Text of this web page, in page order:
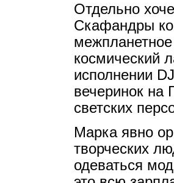
Отдельно
Скафандры
космический
исполнении
вечеринок на
светских
Марка явно
творческих
одеваться